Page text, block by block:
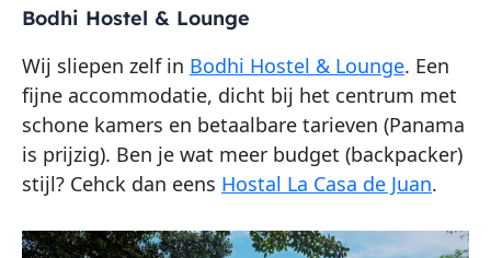
Bodhi Hostel & Lounge
Wij sliepen zelf in Bodhi Hostel & Lounge. Een
fijne accommodatie, dicht bij het centrum met
schone kamers en betaalbare tarieven (Panama
is prijzig). Ben je wat meer budget (backpacker)
stijl? Cehck dan eens Hostal La Casa de Juan.